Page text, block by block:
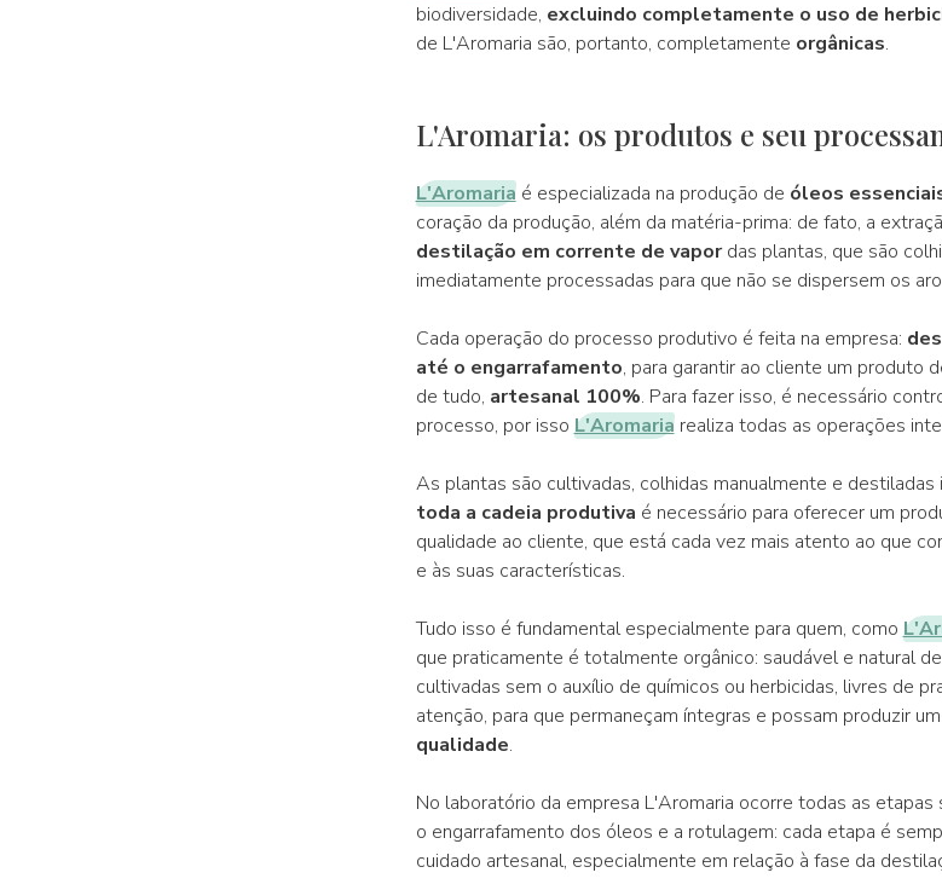
biodiversidade, excluindo completamente o uso de
de L'Aromaria são, portanto, completamente orgânicas.
L'Aromaria: os produtos e seu
L'Aromariaé especializada na produção de óleos
coração da produção, além da matéria-prima: de fato, a
destilação em corrente de vapordas plantas, que são
imediatamente processadas para que não se dispersem os
Cada operação do processo produtivo é feita na empresa:
até o engarrafamento, para garantir ao cliente um produto
de tudo, artesanal 100%. Para fazer isso, é necessário
processo, por isso L'Aromariarealiza todas as operações
As plantas são cultivadas, colhidas manualmente e destiladas
toda a cadeia produtiva é necessário para oferecer um
qualidade ao cliente, que está cada vez mais atento ao que
e às suas características.
Tudo isso é fundamental especialmente para quem, como
que praticamente é totalmente orgânico: saudável e natural
cultivadas sem o auxílio de químicos ou herbicidas, livres de
atenção, para que permaneçam íntegras e possam produzir um
qualidade.
No laboratório da empresa L'Aromaria ocorre todas as
o engarrafamento dos óleos e a rotulagem: cada etapa é
cuidado artesanal, especialmente em relação à fase da